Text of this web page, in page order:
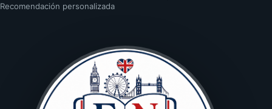
Recomendación personalizada